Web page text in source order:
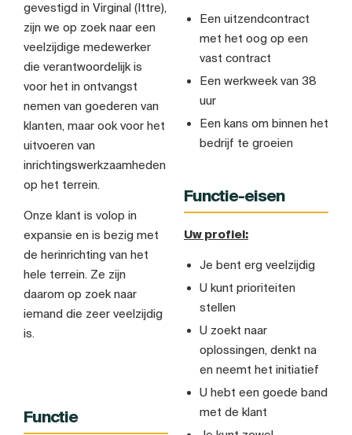
gevestigd in Virginal (Ittre),
zijn we op zoek naar een
veelzijdige medewerker
die verantwoordelijk is
voor het in ontvangst
nemen van goederen van
klanten, maar ook voor het
uitvoeren van
inrichtingswerkzaamheden
op het terrein.
Onze klant is volop in
expansie en is bezig met
de herinrichting van het
hele terrein. Ze zijn
daarom op zoek naar
iemand die zeer veelzijdig
is.
Functie
Een uitzendcontract
met het oog op een
vast contract
Een werkweek van 38
uur
Een kans om binnen het
bedrijf te groeien
Functie-eisen
Uw profiel:
Je bent erg veelzijdig
U kunt prioriteiten
stellen
U zoekt naar
oplossingen, denkt na
en neemt het initiatief
U hebt een goede band
met de klant